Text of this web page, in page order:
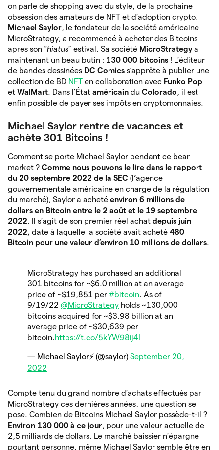
on parle de shopping avec du style, de la prochaine
obsession des amateurs de NFT et d’adoption crypto.
Michael Saylor, le fondateur de la société américaine
MicroStrategy, a recommencé à acheter des Bitcoins
après son “hiatus” estival. Sa société MicroStrategya
maintenant un beau butin : 130 000 bitcoins ! L’éditeur
de bandes dessinées DC Comics s’apprête à publier une
collection de BD NFT en collaboration avec Funko Pop
et WalMart. Dans l’État américain du Colorado, il est
enfin possible de payer ses impôts en cryptomonnaies.
Michael Saylor rentre de vacances et
achète 301 Bitcoins !
Comment se porte Michael Saylor pendant ce bear
market ? Comme nous pouvons le lire dans le rapport
du 20 septembre 2022 de la SEC (l ‘agence
gouvernementale américaine en charge de la régulation
du marché), Saylor a acheté environ 6 millions de
dollars en Bitcoin entre le 2 août et le 19 septembre
2022. Il s’agit de son premier réel achat depuis juin
2022, date à laquelle la société avait acheté 480
Bitcoin pour une valeur d’environ 10 millions de dollars.
MicroStrategy has purchased an additional
301 bitcoins for ~$6.0 million at an average
price of ~$19,851 per #bitcoin. As of
9/19/22 @MicroStrategy holds ~130,000
bitcoins acquired for ~$3.98 billion at an
average price of ~$30,639 per
bitcoin.https://t.co/5kYW98ij4I
— Michael Saylor⚡️ (@saylor) September 20,
2022
Compte tenu du grand nombre d’achats effectués par
MicroStrategy ces dernières années, une question se
pose. Combien de Bitcoins Michael Saylor possède-t-il ?
Environ 130 000 à ce jour, pour une valeur actuelle de
2,5 milliards de dollars. Le marché baissier n’épargne
pourtant personne, même Michael Saylor semble être en